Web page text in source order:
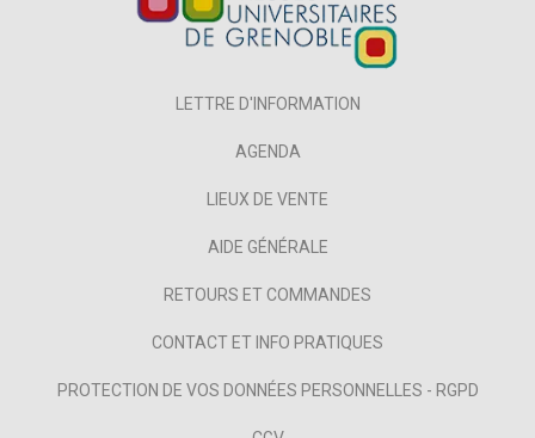
LETTRE D'INFORMATION
AGENDA
LIEUX DE VENTE
AIDE GÉNÉRALE
RETOURS ET COMMANDES
CONTACT ET INFO PRATIQUES
PROTECTION DE VOS DONNÉES PERSONNELLES - RGPD